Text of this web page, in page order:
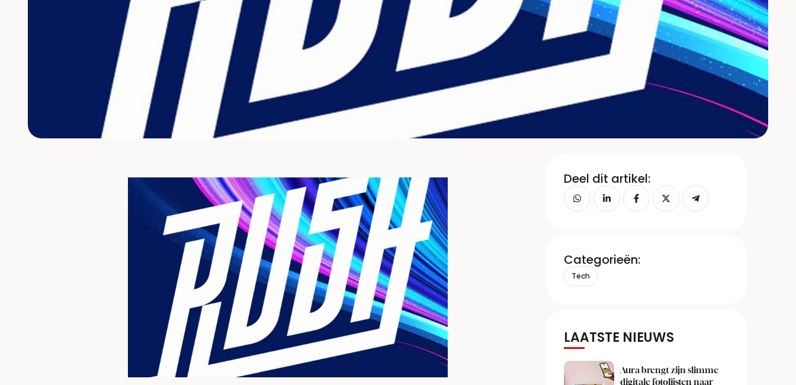
Deel dit artikel:
Categorieën:
Tech
LAATSTE NIEUWS
Aura brengt zijn slimme
digitale fotolijsten naar